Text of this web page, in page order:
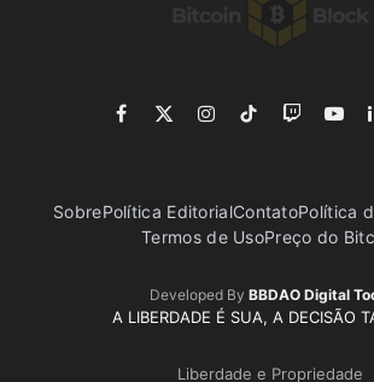
Facebook
X
Instagram
TikTokTwitch
SobrePolítica EditorialContatoPolítica
Termos de UsoPreço do
Developed By BBDAO Digital
A LIBERDADE É SUA, A DECISÃO
Liberdade e Propriedade